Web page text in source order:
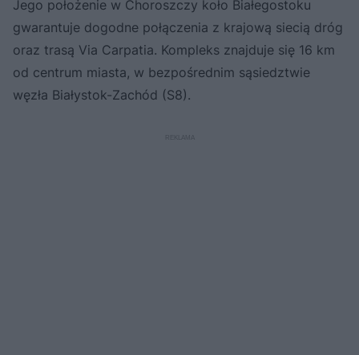
Jego położenie w Choroszczy koło Białegostoku
gwarantuje dogodne połączenia z krajową siecią dróg
oraz trasą Via Carpatia. Kompleks znajduje się 16 km
od centrum miasta, w bezpośrednim sąsiedztwie
węzła Białystok-Zachód (S8).